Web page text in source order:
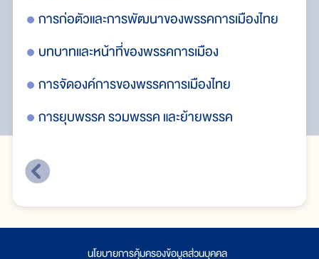
การก่อตัวและการพัฒนาของพรรคการเมืองไทย
บทบาทและหน้าที่ของพรรคการเมือง
การจัดองค์การของพรรคการเมืองไทย
การยุบพรรค รวมพรรค และย้ายพรรค
นโยบายการคุ้มครองข้อมูลส่วนบุคคล